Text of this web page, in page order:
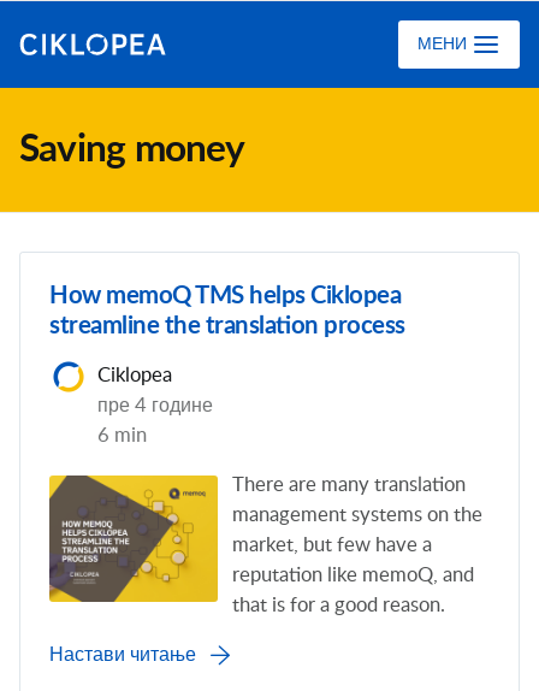
МЕНИ
Saving money
How memoQ TMS helps Ciklopea
streamline the translation process
Ciklopea
пре 4 године
6 min
There are many translation
management systems on the
market, but few have a
reputation like memoQ, and
that is for a good reason.
Настави читање